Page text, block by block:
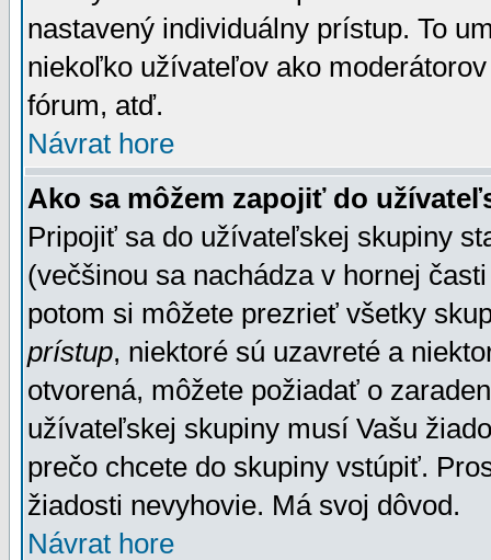
nastavený individuálny prístup. To
niekoľko užívateľov ako
fórum, atď.
Návrat hore
Ako sa môžem zapojiť do
Pripojiť sa do užívateľskej skupiny
(večšinou sa nachádza v hornej
potom si môžete prezrieť všetky
prístup, niektoré sú uzavreté a
otvorená, môžete požiadať o
užívateľskej skupiny musí Vašu
prečo chcete do skupiny vstúpiť.
žiadosti nevyhovie. Má svoj dôvod.
Návrat hore